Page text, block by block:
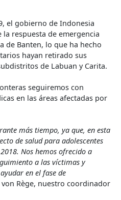
el gobierno de Indonesia
respuesta de emergencia
de Banten, lo que ha hecho
hayan retirado sus
de Labuan y Carita.
seguiremos con
en las áreas afectadas por
más tiempo, ya que, en esta
de salud para adolescentes
Nos hemos ofrecido a
a las víctimas y
en el fase de
Rège, nuestro coordinador